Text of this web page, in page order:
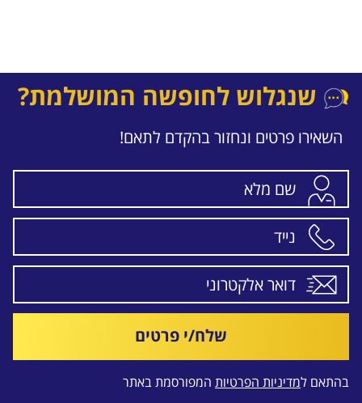
שנגלוש לחופשה המושלמת?
השאירו פרטים ונחזור בהקדם לתאם!
שלח/י פרטים
בהתאם למדיניות הפרטיות המפורסמת באתר